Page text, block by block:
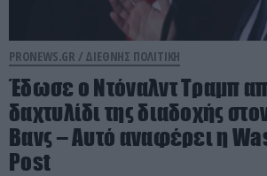
PRONEWS.GR / ΔΙΕΘΝΗΣ ΠΟΛΙΤΙΚΗ
Έδωσε ο Ντόναλντ Τραμπ
δαχτυλίδι της διαδοχής
Βανς – Αυτό αναφέρει η
Post